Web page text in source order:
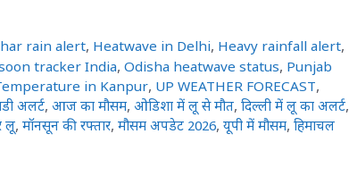
rain alert, Heatwave in Delhi, Heavy rainfall alert,
tracker India, Odisha heatwave status, Punjab
in Kanpur, UP WEATHER FORECAST,
अलर्ट, आज का मौसम, ओडिशा में लू से मौत, दिल्ली में लू का अलर्ट,
लू, मॉनसून की रफ्तार, मौसम अपडेट 2026, यूपी में मौसम, हिमाचल